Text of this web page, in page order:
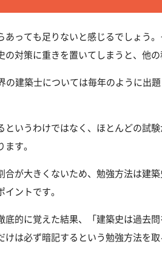
っても足りないと感じるでしょう
対策に重きを置いてしまうと、他
建築士については毎年のように出
いうわけではなく、ほとんどの試
す。
が大きくないため、勉強方法は建
ントです。
的に覚えた結果、「建築史は過去
は必ず暗記するという勉強方法を取